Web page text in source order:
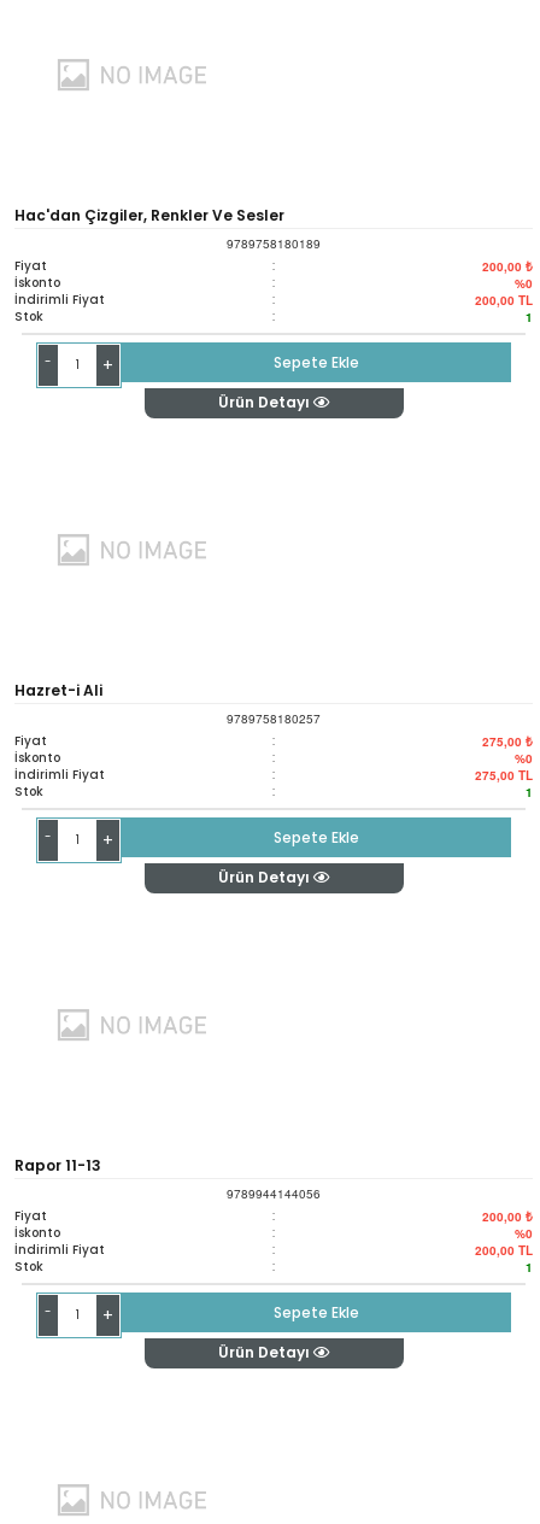
Hac'dan Çizgiler, Renkler Ve Sesler
9789758180189
Fiyat : 200,00 ₺
İskonto : %0
İndirimli Fiyat : 200,00 TL
Stok : 1
- +
Sepete Ekle
Ürün Detayı
Hazret-i Ali
9789758180257
Fiyat : 275,00 ₺
İskonto : %0
İndirimli Fiyat : 275,00 TL
Stok : 1
- +
Sepete Ekle
Ürün Detayı
Rapor 11-13
9789944144056
Fiyat : 200,00 ₺
İskonto : %0
İndirimli Fiyat : 200,00 TL
Stok : 1
- +
Sepete Ekle
Ürün Detayı